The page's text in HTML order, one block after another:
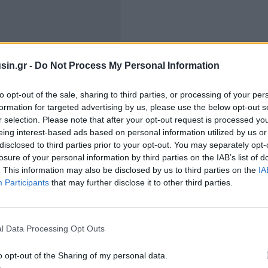
- Do Not Process My Personal Information
opt-out of the sale, sharing to third parties, or processing of your
for targeted advertising by us, please use the below opt-out
selection. Please note that after your opt-out request is processed
interest-based ads based on personal information utilized by us
to third parties prior to your opt-out. You may separately
of your personal information by third parties on the IAB’s list of
This information may also be disclosed by us to third parties on the
Participants that may further disclose it to other third parties.
Data Processing Opt Outs
opt-out of the Sharing of my personal data.
στην Αθήνα διοργανώνει σειρά εκδηλώσεων καθ'
να την αναφέρουμε, είναι η έκθεση «Η Απαγωγή
Ραπορτόρου (Eugen Raportoru). Η διοργάνωση
μιας ειλικρινούς και ιστορικής φιλίας, μιας
και σε θεμελιώδεις αξίες. Τη στενή σχέση μεταξύ
επίπεδο, αλλά και στις μεταξύ μας επαφές, σε
που ανταλλάσσουμε. Παράλληλα, εργαζόμαστε
με την ιστορία των διμερών διπλωματικών σχέσεων,
τον εορτασμό των 145 ετών».
ότι «Συμπερασματικά, το έτος 2025 έχει
- Ελλάδας και επιθυμία μου είναι να τιμήσουμε